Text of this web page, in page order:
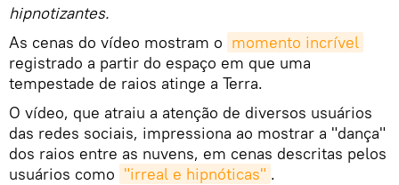
hipnotizantes.
As cenas do vídeo mostram o momento incrível
registrado a partir do espaço em que uma
tempestade de raios atinge a Terra.
O vídeo, que atraiu a atenção de diversos usuários
das redes sociais, impressiona ao mostrar a "dança"
dos raios entre as nuvens, em cenas descritas pelos
usuários como "irreal e hipnóticas" .